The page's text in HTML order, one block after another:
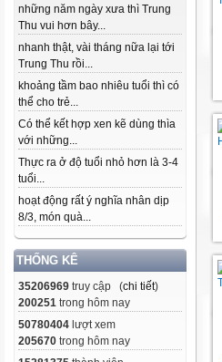
những năm ngày xưa thì Trung
Thu vui hơn bây...
nhanh thật, vài tháng nữa lại tới
Trung Thu rồi...
khoảng tầm bao nhiêu tuổi thì có
thể cho trẻ...
Có thể kết hợp xen kẽ dùng thìa
với những...
Thực ra ở độ tuổi nhỏ hơn là 3-4
tuổi...
hoạt động rất ý nghĩa nhân dịp
8/3, món quà...
THỐNG KÊ
35206969 truy cập (chi tiết)
200251 trong hôm nay
50780404 lượt xem
205670 trong hôm nay